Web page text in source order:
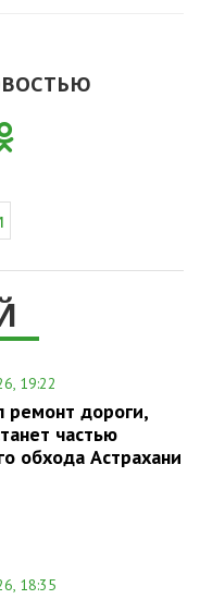
19:22
ремонт дороги,
частью
обхода Астрахани
18:35